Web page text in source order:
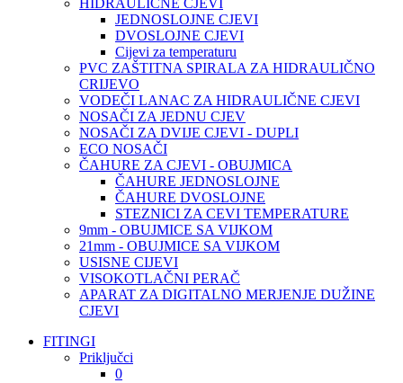
HIDRAULIČNE CJEVI
JEDNOSLOJNE CJEVI
DVOSLOJNE CJEVI
Cijevi za temperaturu
PVC ZAŠTITNA SPIRALA ZA HIDRAULIČNO
CRIJEVO
VODEČI LANAC ZA HIDRAULIČNE CJEVI
NOSAČI ZA JEDNU CJEV
NOSAČI ZA DVIJE CJEVI - DUPLI
ECO NOSAČI
ČAHURE ZA CJEVI - OBUJMICA
ČAHURE JEDNOSLOJNE
ČAHURE DVOSLOJNE
STEZNICI ZA CEVI TEMPERATURE
9mm - OBUJMICE SA VIJKOM
21mm - OBUJMICE SA VIJKOM
USISNE CIJEVI
VISOKOTLAČNI PERAČ
APARAT ZA DIGITALNO MERJENJE DUŽINE
CJEVI
FITINGI
Priključci
0